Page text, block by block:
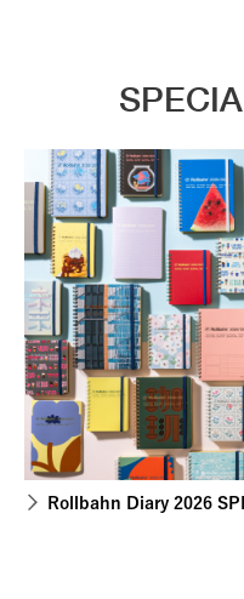
Rollbahn Diary 2026